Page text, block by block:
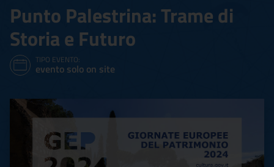
Punto Palestrina: Trame di
Storia e Futuro
TIPO EVENTO:
evento solo on site
Punto Palestrina: Trame